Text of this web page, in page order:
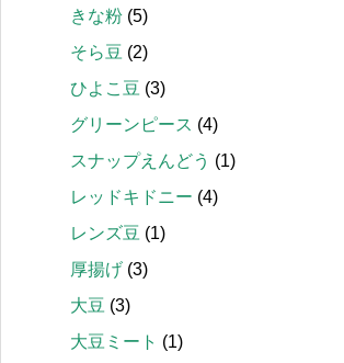
きな粉 (5)
そら豆 (2)
ひよこ豆 (3)
グリーンピース (4)
スナップえんどう (1)
レッドキドニー (4)
レンズ豆 (1)
厚揚げ (3)
大豆 (3)
大豆ミート (1)